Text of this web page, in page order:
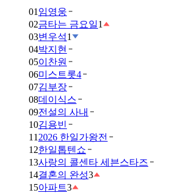
01 임영웅
02금타는 금요일1
03변우석1
04박지현
05이찬원
06미스트롯4
07김부장
08데이식스
09전설의 사내
10김용빈
11 2026 한일가왕전
12한일톱텐쇼
13사랑의 콜센타 세븐스타즈
14결혼의 완성3
15아파트3